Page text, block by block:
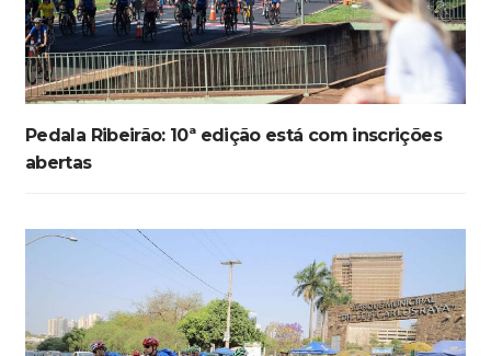
Pedala Ribeirão: 10ª edição está com inscrições
abertas